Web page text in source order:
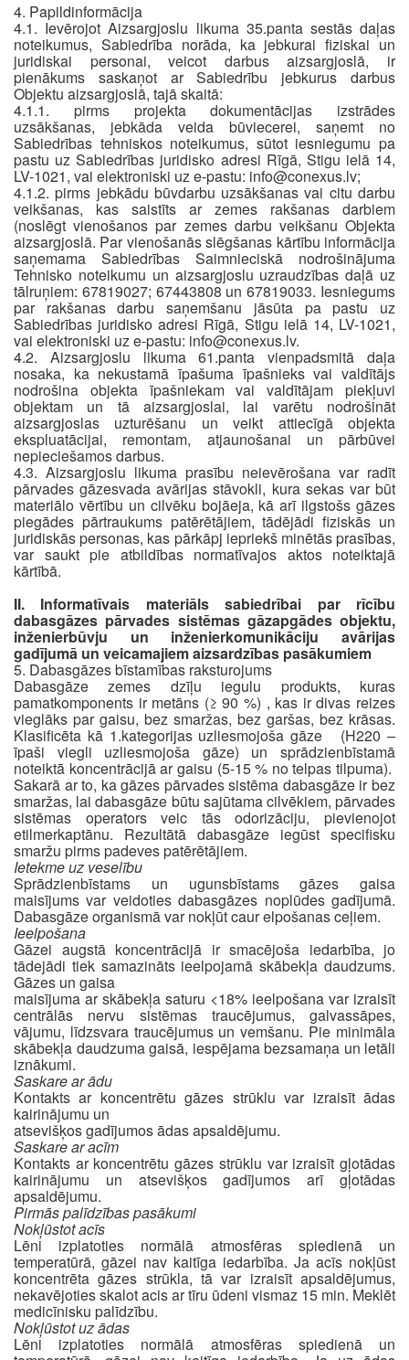
4. Papildinformācija
4.1. Ievērojot Aizsargjoslu likuma 35.panta sestās daļas
noteikumus, Sabiedrība norāda, ka jebkurai fiziskai un
juridiskai personai, veicot darbus aizsargjoslā, ir
pienākums saskaņot ar Sabiedrību jebkurus darbus
Objektu aizsargjoslā, tajā skaitā:
4.1.1. pirms projekta dokumentācijas izstrādes
uzsākšanas, jebkāda veida būviecerei, saņemt no
Sabiedrības tehniskos noteikumus, sūtot iesniegumu pa
pastu uz Sabiedrības juridisko adresi Rīgā, Stigu ielā 14,
LV-1021, vai elektroniski uz e-pastu: info@conexus.lv;
4.1.2. pirms jebkādu būvdarbu uzsākšanas vai citu darbu
veikšanas, kas saistīts ar zemes rakšanas darbiem
(noslēgt vienošanos par zemes darbu veikšanu Objekta
aizsargjoslā. Par vienošanās slēgšanas kārtību informācija
saņemama Sabiedrības Saimnieciskā nodrošinājuma
Tehnisko noteikumu un aizsargjoslu uzraudzības daļā uz
tālruņiem: 67819027; 67443808 un 67819033. Iesniegums
par rakšanas darbu saņemšanu jāsūta pa pastu uz
Sabiedrības juridisko adresi Rīgā, Stigu ielā 14, LV-1021,
vai elektroniski uz e-pastu: info@conexus.lv.
4.2. Aizsargjoslu likuma 61.panta vienpadsmitā daļa
nosaka, ka nekustamā īpašuma īpašnieks vai valdītājs
nodrošina objekta īpašniekam vai valdītājam piekļuvi
objektam un tā aizsargjoslai, lai varētu nodrošināt
aizsargjoslas uzturēšanu un veikt attiecīgā objekta
ekspluatācijai, remontam, atjaunošanai un pārbūvei
nepieciešamos darbus.
4.3. Aizsargjoslu likuma prasību neievērošana var radīt
pārvades gāzesvada avārijas stāvokli, kura sekas var būt
materiālo vērtību un cilvēku bojāeja, kā arī ilgstošs gāzes
piegādes pārtraukums patērētājiem, tādējādi fiziskās un
juridiskās personas, kas pārkāpj iepriekš minētās prasības,
var saukt pie atbildības normatīvajos aktos noteiktajā
kārtībā.
II. Informatīvais materiāls sabiedrībai par rīcību
dabasgāzes pārvades sistēmas gāzapgādes objektu,
inženierbūvju un inženierkomunikāciju avārijas
gadījumā un veicamajiem aizsardzības pasākumiem
5. Dabasgāzes bīstamības raksturojums
Dabasgāze zemes dzīļu iegulu produkts, kuras
pamatkomponents ir metāns (≥ 90 %) , kas ir divas reizes
vieglāks par gaisu, bez smaržas, bez garšas, bez krāsas.
Klasificēta kā 1.kategorijas uzliesmojoša gāze (H220 –
īpaši viegli uzliesmojoša gāze) un sprādzienbīstamā
noteiktā koncentrācijā ar gaisu (5-15 % no telpas tilpuma).
Sakarā ar to, ka gāzes pārvades sistēma dabasgāze ir bez
smaržas, lai dabasgāze būtu sajūtama cilvēkiem, pārvades
sistēmas operators veic tās odorizāciju, pievienojot
etilmerkaptānu. Rezultātā dabasgāze iegūst specifisku
smaržu pirms padeves patērētājiem.
Ietekme uz veselību
Sprādzienbīstams un ugunsbīstams gāzes gaisa
maisījums var veidoties dabasgāzes noplūdes gadījumā.
Dabasgāze organismā var nokļūt caur elpošanas ceļiem.
Ieelpošana
Gāzei augstā koncentrācijā ir smacējoša iedarbība, jo
tādejādi tiek samazināts ieelpojamā skābekļa daudzums.
Gāzes un gaisa
maisījuma ar skābekļa saturu <18% ieelpošana var izraisīt
centrālās nervu sistēmas traucējumus, galvassāpes,
vājumu, līdzsvara traucējumus un vemšanu. Pie minimāla
skābekļa daudzuma gaisā, iespējama bezsamaņa un letāli
iznākumi.
Saskare ar ādu
Kontakts ar koncentrētu gāzes strūklu var izraisīt ādas
kairinājumu un
atsevišķos gadījumos ādas apsaldējumu.
Saskare ar acīm
Kontakts ar koncentrētu gāzes strūklu var izraisīt gļotādas
kairinājumu un atsevišķos gadījumos arī gļotādas
apsaldējumu.
Pirmās palīdzības pasākumi
Nokļūstot acīs
Lēni izplatoties normālā atmosfēras spiedienā un
temperatūrā, gāzei nav kaitīga iedarbība. Ja acīs nokļūst
koncentrēta gāzes strūkla, tā var izraisīt apsaldējumus,
nekavējoties skalot acis ar tīru ūdeni vismaz 15 min. Meklēt
medicīnisku palīdzību.
Nokļūstot uz ādas
Lēni izplatoties normālā atmosfēras spiedienā un